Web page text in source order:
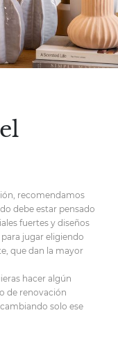
recomendamos
debe estar pensado
fuertes y diseños
jugar eligiendo
que dan la mayor
hacer algún
de renovación
solo ese